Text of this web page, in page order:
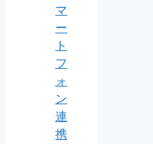
マ
ー
ト
フ
ォ
ン
連
携